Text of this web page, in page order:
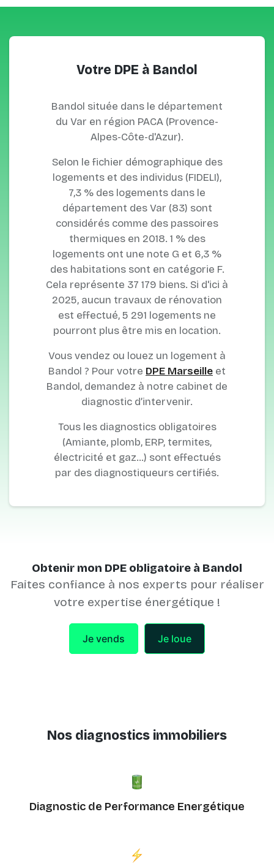
Votre DPE à Bandol
Bandol située dans le département
du Var en région PACA (Provence-
Alpes-Côte-d'Azur).
Selon le fichier démographique des
logements et des individus (FIDELI),
7,3 % des logements dans le
département des Var (83) sont
considérés comme des passoires
thermiques en 2018. 1 % des
logements ont une note G et 6,3 %
des habitations sont en catégorie F.
Cela représente 37 179 biens. Si d'ici à
2025, aucun travaux de rénovation
est effectué, 5 291 logements ne
pourront plus être mis en location.
Vous vendez ou louez un logement à
Bandol ? Pour votre DPE Marseille et
Bandol, demandez à notre cabinet de
diagnostic d’intervenir.
Tous les diagnostics obligatoires
(Amiante, plomb, ERP, termites,
électricité et gaz…) sont effectués
par des diagnostiqueurs certifiés.
Obtenir mon DPE obligatoire à Bandol
Faites confiance à nos experts pour réaliser
votre expertise énergétique !
Je vends Je loue
Nos diagnostics immobiliers
Diagnostic de Performance Energétique